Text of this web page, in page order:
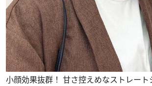
小顔効果抜群！ 甘さ控えめなストレート